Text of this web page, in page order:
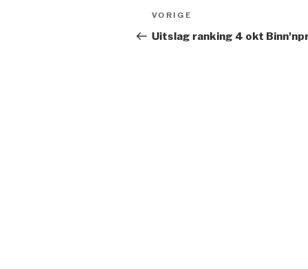
Bericht
navigatie
Vorig
bericht
VORIGE
Uitslag ranking 4 okt